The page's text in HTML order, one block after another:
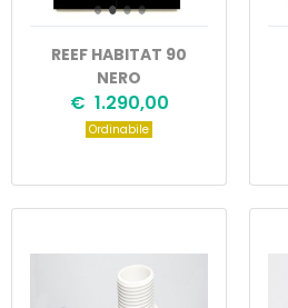
REEF HABITAT 90
NERO
€ 1.290,00
Ordinabile